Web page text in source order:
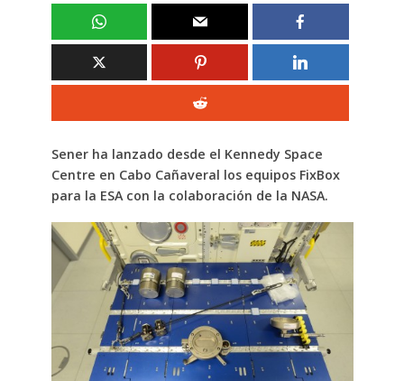
Sener ha lanzado desde el Kennedy Space
Centre en Cabo Cañaveral los equipos FixBox
para la ESA con la colaboración de la NASA.